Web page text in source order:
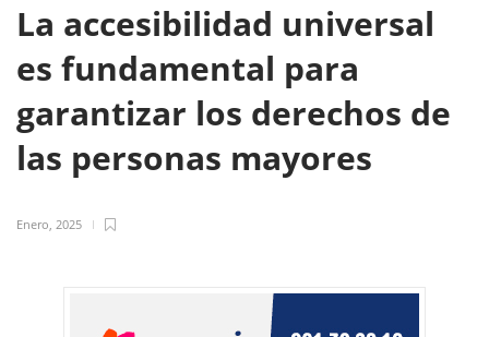
La accesibilidad universal
es fundamental para
garantizar los derechos de
las personas mayores
Enero, 2025